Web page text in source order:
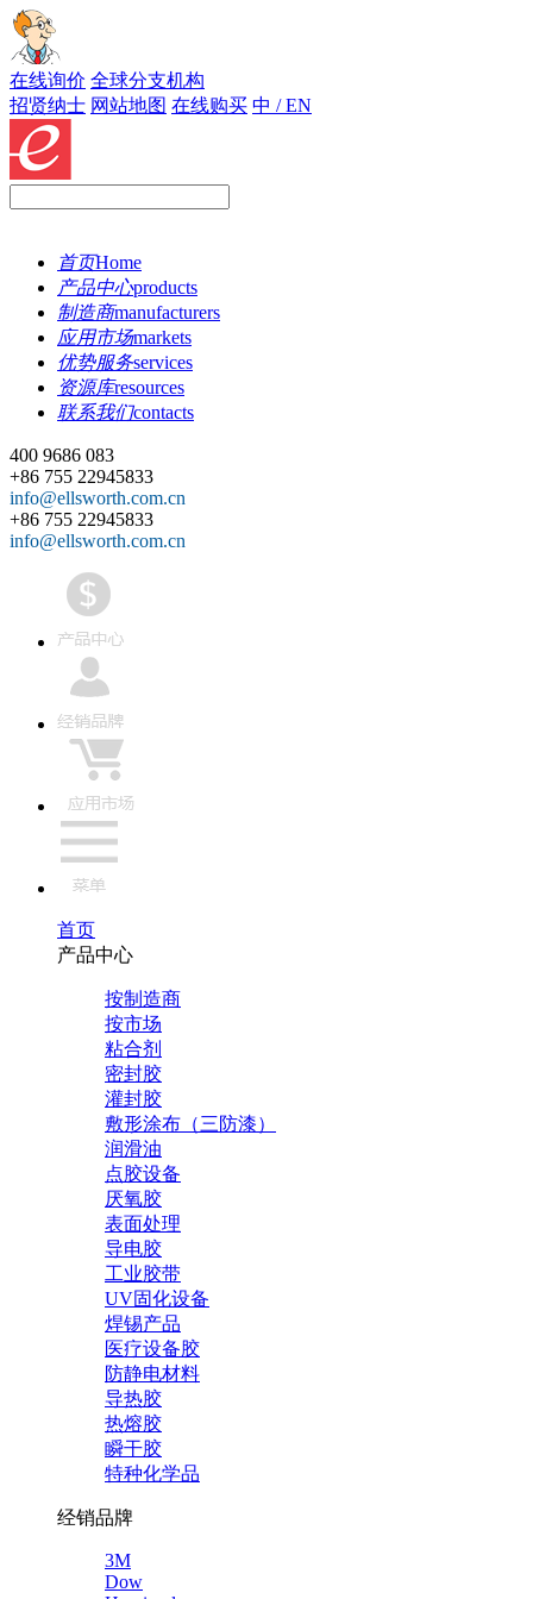
在线询价 全球分支机构
招贤纳士 网站地图 在线购买 中 / EN
首页Home
产品中心products
制造商manufacturers
应用市场markets
优势服务services
资源库resources
联系我们contacts
400 9686 083
+86 755 22945833
info@ellsworth.com.cn
+86 755 22945833
info@ellsworth.com.cn
首页
产品中心
按制造商
按市场
粘合剂
密封胶
灌封胶
敷形涂布（三防漆）
润滑油
点胶设备
厌氧胶
表面处理
导电胶
工业胶带
UV固化设备
焊锡产品
医疗设备胶
防静电材料
导热胶
热熔胶
瞬干胶
特种化学品
经销品牌
3M
Dow